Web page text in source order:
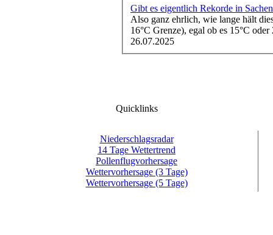
Gibt es eigentlich Rekorde in
Also ganz ehrlich, wie lange hält
16°C Grenze), egal ob es 15°C
26.07.2025
Quicklinks
Niederschlagsradar
14 Tage Wettertrend
Pollenflugvorhersage
Wettervorhersage (3 Tage)
Wettervorhersage (5 Tage)